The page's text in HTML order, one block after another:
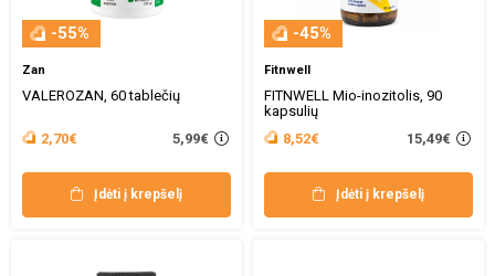
-55%
Zan
VALEROZAN, 60 tablečių
2,70€ 5,99€
Įdėti į krepšelį
-45%
Fitnwell
FITNWELL Mio-inozitolis, 90
kapsulių
8,52€
15,49€
Įdėti į krepšelį